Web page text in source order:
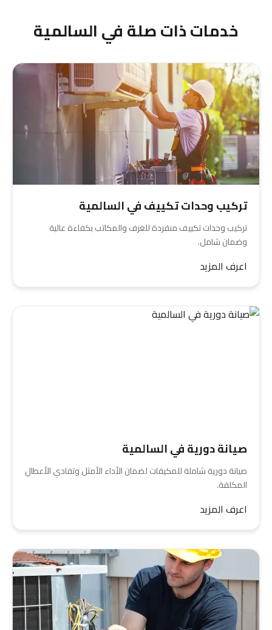
خدمات ذات صلة في السالمية
تركيب وحدات تكييف في السالمية
تركيب وحدات تكييف منفردة للغرف والمكاتب بكفاءة عالية
وضمان شامل.
اعرف المزيد
صيانة دورية في السالمية
صيانة دورية شاملة للمكيفات لضمان الأداء الأمثل وتفادي الأعطال
المكلفة.
اعرف المزيد